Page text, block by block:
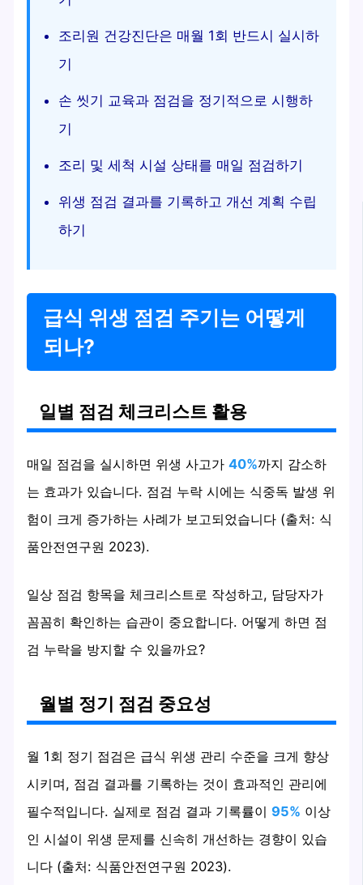
조리원 건강진단은 매월 1회 반드시 실시하
기
손 씻기 교육과 점검을 정기적으로 시행하
기
조리 및 세척 시설 상태를 매일 점검하기
위생 점검 결과를 기록하고 개선 계획 수립
하기
급식 위생 점검 주기는 어떻게
되나?
일별 점검 체크리스트 활용
매일 점검을 실시하면 위생 사고가40%까지 감소하
는 효과가 있습니다. 점검 누락 시에는 식중독 발생 위
험이 크게 증가하는 사례가 보고되었습니다 (출처: 식
품안전연구원 2023).
일상 점검 항목을 체크리스트로 작성하고, 담당자가
꼼꼼히 확인하는 습관이 중요합니다. 어떻게 하면 점
검 누락을 방지할 수 있을까요?
월별 정기 점검 중요성
월 1회 정기 점검은 급식 위생 관리 수준을 크게 향상
시키며, 점검 결과를 기록하는 것이 효과적인 관리에
필수적입니다. 실제로 점검 결과 기록률이 95% 이상
인 시설이 위생 문제를 신속히 개선하는 경향이 있습
니다 (출처: 식품안전연구원 2023).